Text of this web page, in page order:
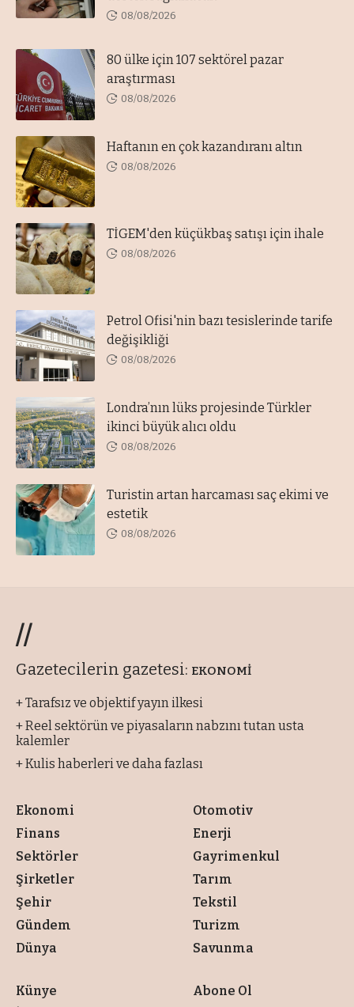
08/08/2026
80 ülke için 107 sektörel pazar
araştırması
08/08/2026
Haftanın en çok kazandıranı altın
08/08/2026
TİGEM'den küçükbaş satışı için ihale
08/08/2026
Petrol Ofisi'nin bazı tesislerinde tarife
değişikliği
08/08/2026
Londra’nın lüks projesinde Türkler
ikinci büyük alıcı oldu
08/08/2026
Turistin artan harcaması saç ekimi ve
estetik
08/08/2026
//
Gazetecilerin gazetesi: EKONOMİ
+ Tarafsız ve objektif yayın ilkesi
+ Reel sektörün ve piyasaların nabzını tutan usta
kalemler
+ Kulis haberleri ve daha fazlası
Ekonomi
Finans
Sektörler
Şirketler
Şehir
Gündem
Dünya
Otomotiv
Enerji
Gayrimenkul
Tarım
Tekstil
Turizm
Savunma
Künye
Abone Ol